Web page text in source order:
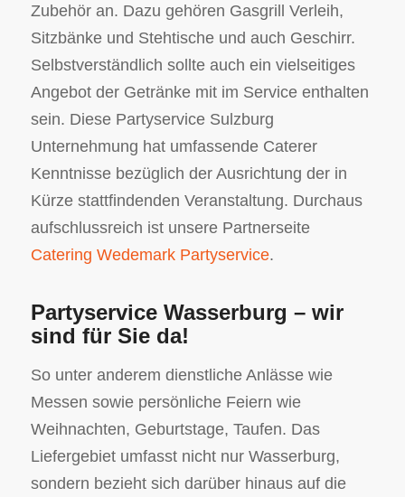
Zubehör an. Dazu gehören Gasgrill Verleih,
Sitzbänke und Stehtische und auch Geschirr.
Selbstverständlich sollte auch ein vielseitiges
Angebot der Getränke mit im Service enthalten
sein. Diese Partyservice Sulzburg
Unternehmung hat umfassende Caterer
Kenntnisse bezüglich der Ausrichtung der in
Kürze stattfindenden Veranstaltung. Durchaus
aufschlussreich ist unsere Partnerseite
Catering Wedemark Partyservice.
Partyservice Wasserburg – wir
sind für Sie da!
So unter anderem dienstliche Anlässe wie
Messen sowie persönliche Feiern wie
Weihnachten, Geburtstage, Taufen. Das
Liefergebiet umfasst nicht nur Wasserburg,
sondern bezieht sich darüber hinaus auf die